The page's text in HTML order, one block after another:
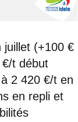
juillet (+100 €
t début
2 420 €/t en
en repli et